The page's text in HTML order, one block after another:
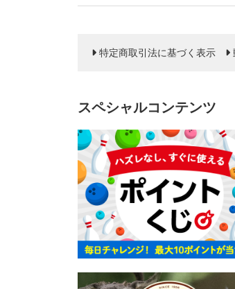
特定商取引法に基づく表示
スペシャルコンテンツ